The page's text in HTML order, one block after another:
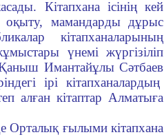
Кітапхана ісінің кей
оқыту, мамандарды дұрыс
кітапханаларының
үнемі жүргізіліп
Имантайұлы Сәтбаев
ірі кітапханалардың
алған кітаптар Алматыға
Орталық ғылыми кітапхана